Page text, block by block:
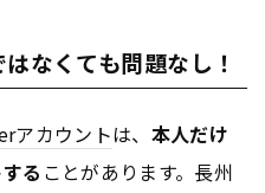
なくても問題なし！
アカウントは、 本人だけ
る ことがあります。長州